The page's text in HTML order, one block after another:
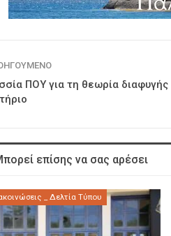
ΠΟΥ για τη θεωρία διαφυγής
επίσης να σας αρέσει
_ Δελτία Τύπου